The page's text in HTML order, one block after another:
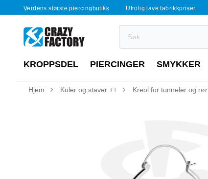
Verdens største piercingbutikk Utrolig lave fabrikkpriser
KROPPSDEL PIERCINGER SMYKKER
Hjem Kuler og staver ++ Kreol for tunneler og rør